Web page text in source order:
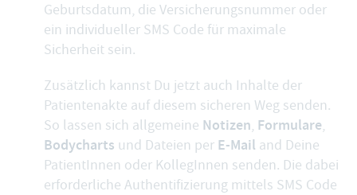
Geburtsdatum, die Versicherungsnummer oder
ein individueller SMS Code für maximale
Sicherheit sein.
Zusätzlich kannst Du jetzt auch Inhalte der
Patientenakte auf diesem sicheren Weg senden.
So lassen sich allgemeine Notizen, Formulare,
Bodycharts und Dateien per E-Mail and Deine
PatientInnen oder KollegInnen senden. Die dabei
erforderliche Authentifizierung mittels SMS Code